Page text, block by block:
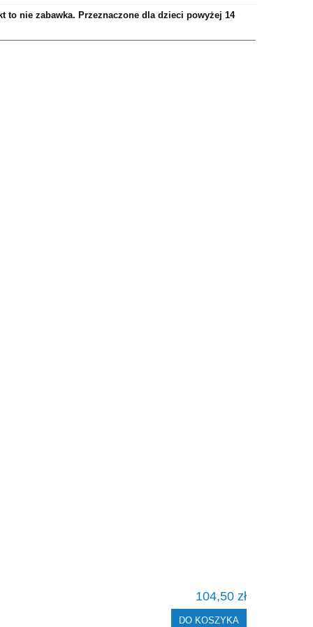
to nie zabawka. Przeznaczone dla dzieci powyżej 14
104,50 zł
DO KOSZYKA